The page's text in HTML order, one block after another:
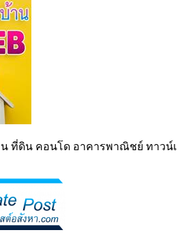
น ที่ดิน คอนโด อาคารพาณิชย์ ทาวน์เ